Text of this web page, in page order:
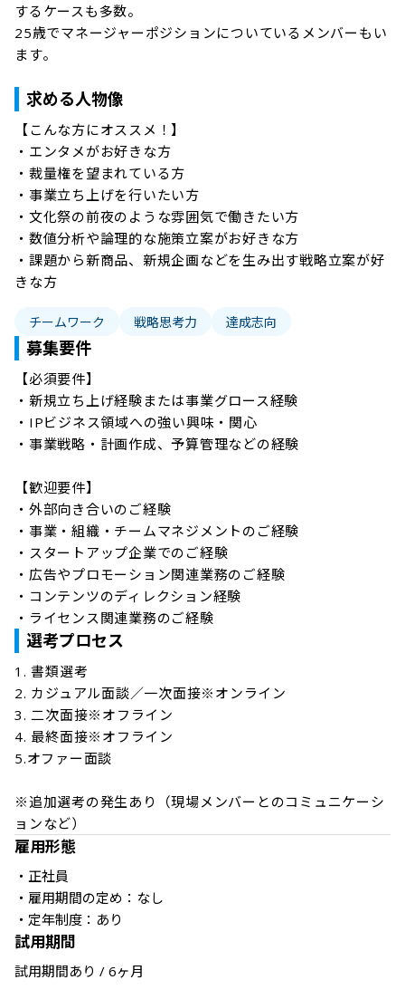
するケースも多数。
25歳でマネージャーポジションについているメンバーもい
ます。
求める人物像
【こんな方にオススメ！】
・エンタメがお好きな方
・裁量権を望まれている方
・事業立ち上げを行いたい方
・文化祭の前夜のような雰囲気で働きたい方
・数値分析や論理的な施策立案がお好きな方
・課題から新商品、新規企画などを生み出す戦略立案が好
チームワーク 戦略思考力 達成志向
募集要件
【必須要件】
・新規立ち上げ経験または事業グロース経験
・IPビジネス領域への強い興味・関心
・事業戦略・計画作成、予算管理などの経験
【歓迎要件】
・外部向き合いのご経験
・事業・組織・チームマネジメントのご経験
・スタートアップ企業でのご経験
・広告やプロモーション関連業務のご経験
・コンテンツのディレクション経験
選考プロセス
1. 書類選考
2. カジュアル面談／一次面接※オンライン
3. 二次面接※オフライン
4. 最終面接※オフライン
5.オファー面談
※追加選考の発生あり（現場メンバーとのコミュニケーシ
ョンなど）
雇用形態
・正社員
・雇用期間の定め：なし
・定年制度：あり
試用期間
試用期間あり / 6ヶ月